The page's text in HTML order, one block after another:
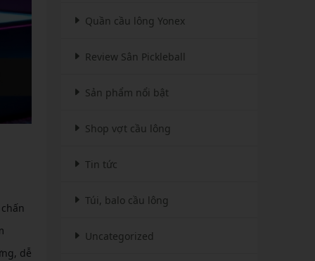
dễ
Quần cầu lông Yonex
Review Sân Pickleball
Sản phẩm nổi bật
Shop vợt cầu lông
Tin tức
Túi, balo cầu lông
Uncategorized